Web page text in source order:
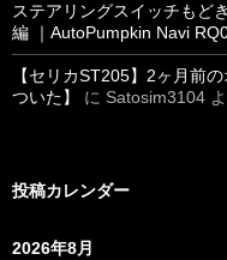
ステアリングスイッチもど
編 ｜AutoPumpkin Navi
【セリカST205】2ヶ月前
ついた】
に Satosim3104
投稿カレンダー
2026年8月